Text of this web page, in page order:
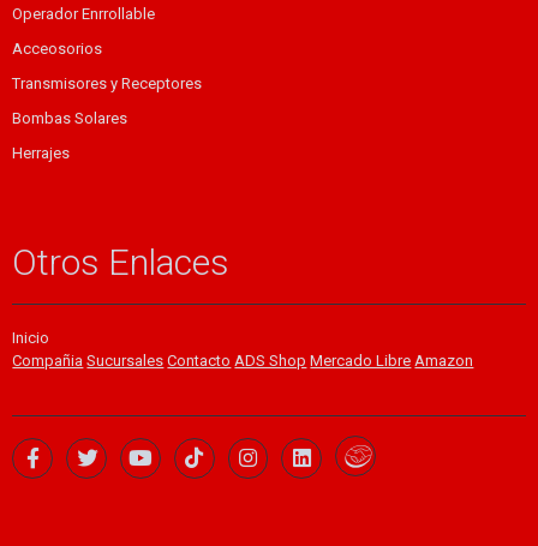
Operador Enrrollable
Acceosorios
Transmisores y Receptores
Bombas Solares
Herrajes
Otros Enlaces
Inicio
Compañia Sucursales Contacto ADS Shop Mercado Libre Amazon
